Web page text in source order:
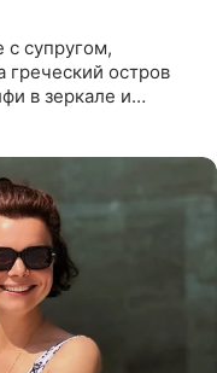
с супругом,
греческий остров
в зеркале и